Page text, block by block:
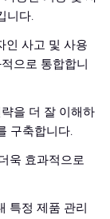
니다.
인 사고 및 사용
으로 통합합니
을 더 잘 이해하
구축합니다.
욱 효과적으로
특정 제품 관리